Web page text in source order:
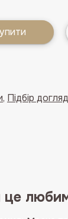
, Підбір